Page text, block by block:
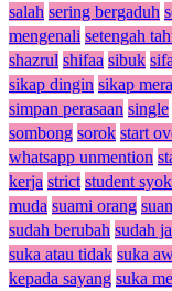
salah sering bergaduh
mengenali setengah
shazrul shifaa sibuk
sikap dingin sikap
simpan perasaan single
sombong sorok start
whatsapp unmention
kerja strict student
muda suami orang
sudah berubah sudah
suka atau tidak suka
kepada sayang suka